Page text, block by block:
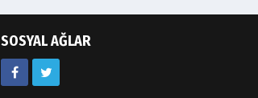
SOSYAL AĞLAR